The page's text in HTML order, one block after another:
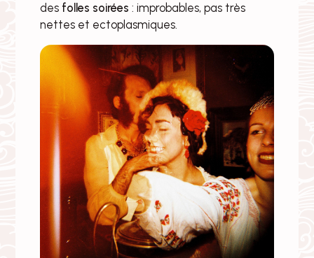
des folles soirées : improbables, pas très
nettes et ectoplasmiques.